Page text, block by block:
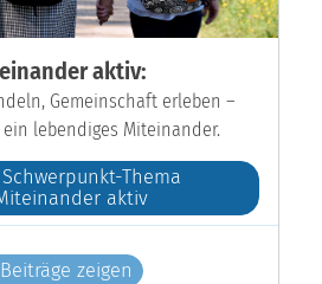
aktiv:
Gemeinschaft erleben –
lebendiges Miteinander.
Thema
aktiv
Beiträge zeigen